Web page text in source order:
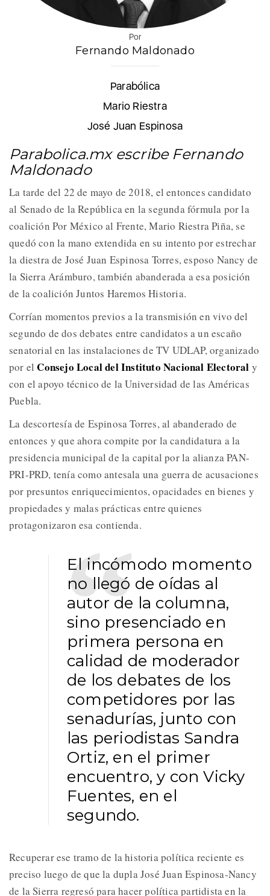
Por
Fernando Maldonado
Parabólica
Mario Riestra
José Juan Espinosa
Parabolica.mx escribe Fernando
Maldonado
La tarde del 22 de mayo de 2018, el entonces candidato
al Senado de la República en la segunda fórmula por la
coalición Por México al Frente, Mario Riestra Piña, se
quedó con la mano extendida en su intento por estrechar
la diestra de José Juan Espinosa Torres, esposo Nancy de
la Sierra Arámburo, también abanderada a esa posición
de la coalición Juntos Haremos Historia.
Corrían momentos previos a la transmisión en vivo del
segundo de dos debates entre candidatos a un escaño
senatorial en las instalaciones de TV UDLAP, organizado
por elConsejo Local del Instituto Nacional Electoral y
con el apoyo técnico de la Universidad de las Américas
Puebla.
La descortesía de Espinosa Torres, al abanderado de
entonces y que ahora compite por la candidatura a la
presidencia municipal de la capital por la alianza PAN-
PRI-PRD, tenía como antesala una guerra de acusaciones
por presuntos enriquecimientos, opacidades en bienes y
propiedades y malas prácticas entre quienes
protagonizaron esa contienda.
El incómodo momento
no llegó de oídas al
autor de la columna,
sino presenciado en
primera persona en
calidad de moderador
de los debates de los
competidores por las
senadurías, junto con
las periodistas Sandra
Ortiz, en el primer
encuentro, y con Vicky
Fuentes, en el
segundo.
Recuperar ese tramo de la historia política reciente es
preciso luego de que la dupla José Juan Espinosa-Nancy
de la Sierra regresó para hacer política partidista en la